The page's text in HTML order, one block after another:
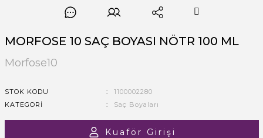
MORFOSE 10 SAÇ BOYASI NÖTR 100 ML
Morfose10
STOK KODU
1100002280
KATEGORI
Saç Boyaları
Kuaför Girişi